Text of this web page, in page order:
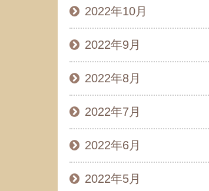
2022年10月
2022年9月
2022年8月
2022年7月
2022年6月
2022年5月